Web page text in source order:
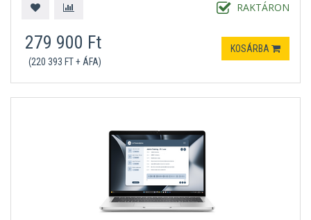
RAKTÁRON
279 900 Ft
(220 393 FT + ÁFA)
KOSÁRBA